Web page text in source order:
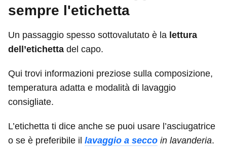
sempre l'etichetta
Un passaggio spesso sottovalutato è la lettura
dell’etichetta del capo.
Qui trovi informazioni preziose sulla composizione,
temperatura adatta e modalità di lavaggio
consigliate.
L’etichetta ti dice anche se puoi usare l’asciugatrice
o se è preferibile il lavaggio a secco in lavanderia.